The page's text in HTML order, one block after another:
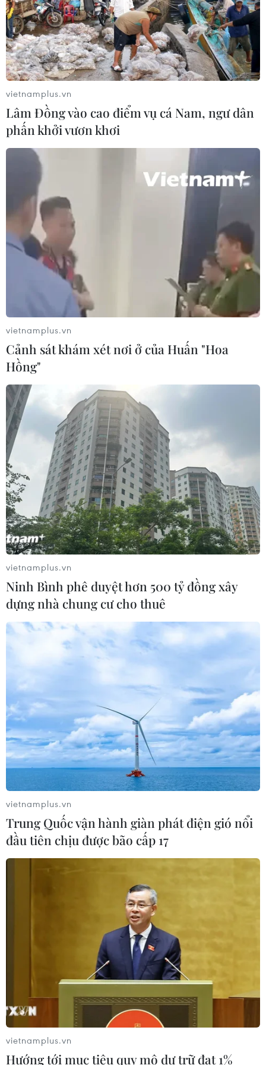
Báo động xu hướng gia tăng người
trẻ mắc ung thư
04/08/2026 14:10
Mỹ ghi nhận ca tử vong đầu tiên
trong mùa dịch cyclosporiasis
04/08/2026 07:11
Phát hiện mới về quá trình lão hóa
của con người
02/08/2026 13:31
Sâm Ngọc Linh: Báu vật trong tay,
bao giờ "hóa rồng"?
Yếu tố di truyền có thể quyết định
quá trình phát triển ung thư
02/08/2026 09:43
Phương pháp mới giúp phát hiện
sớm bệnh Alzheimer
30/07/2026 14:27
Virus H5N1 lây lan trong quần thể
chim bản địa tại Australia
29/07/2026 11:42
UNAIDS cảnh báo nguy cơ đại dịch
HIV/AIDS bùng phát trở lại
29/07/2026 05:17
Johnson & Johnson chi 5,5 tỷ USD
dàn xếp vụ kiện phấn rôm gây ung
thư
28/07/2026 04:37
Panama cảnh báo ổ dịch hô hấp lạ
sau 6 ca tử vong liên tiếp
28/07/2026 01:50
Nắng nóng khốc liệt tại Mỹ và Hàn
Quốc đe dọa sức khỏe cộng đồng
Số ca nhiễm virus Tây sông Nile gia
tăng khắp châu Âu
26/07/2026 09:18
Số ca mắc sởi tại Mỹ lập đỉnh 30 năm
vietnamplus.vn
Lâm Đồng vào cao điểm vụ cá Nam, ngư dân
phấn khởi vươn khơi
vietnamplus.vn
Cảnh sát khám xét nơi ở của Huấn "Hoa
Hồng"
vietnamplus.vn
Ninh Bình phê duyệt hơn 500 tỷ đồng xây
dựng nhà chung cư cho thuê
vietnamplus.vn
Trung Quốc vận hành giàn phát điện gió nổi
đầu tiên chịu được bão cấp 17
vietnamplus.vn
Hướng tới mục tiêu quy mô dự trữ đạt 1%